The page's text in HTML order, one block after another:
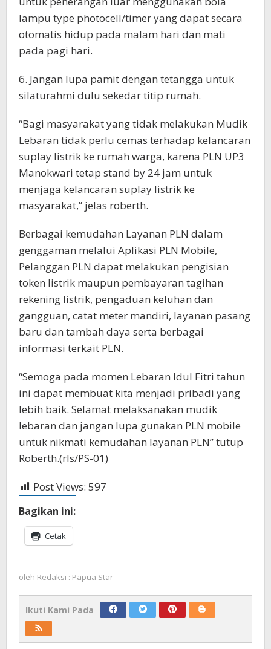
lampu type photocell/timer yang dapat secara
otomatis hidup pada malam hari dan mati
pada pagi hari.
6. Jangan lupa pamit dengan tetangga untuk
silaturahmi dulu sekedar titip rumah.
“Bagi masyarakat yang tidak melakukan Mudik
Lebaran tidak perlu cemas terhadap kelancaran
suplay listrik ke rumah warga, karena PLN UP3
Manokwari tetap stand by 24 jam untuk
menjaga kelancaran suplay listrik ke
masyarakat,” jelas roberth.
Berbagai kemudahan Layanan PLN dalam
genggaman melalui Aplikasi PLN Mobile,
Pelanggan PLN dapat melakukan pengisian
token listrik maupun pembayaran tagihan
rekening listrik, pengaduan keluhan dan
gangguan, catat meter mandiri, layanan pasang
baru dan tambah daya serta berbagai
informasi terkait PLN.
“Semoga pada momen Lebaran Idul Fitri tahun
ini dapat membuat kita menjadi pribadi yang
lebih baik. Selamat melaksanakan mudik
lebaran dan jangan lupa gunakan PLN mobile
untuk nikmati kemudahan layanan PLN” tutup
Roberth.(rls/PS-01)
Post Views: 597
Bagikan ini:
Cetak
oleh Redaksi : Papua Star
Ikuti Kami Pada